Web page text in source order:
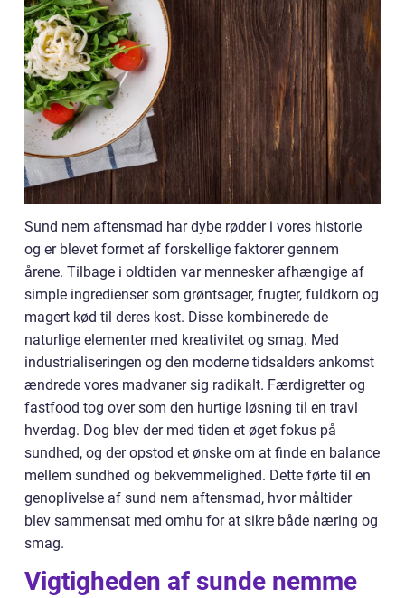
Sund nem aftensmad har dybe rødder i vores historie
og er blevet formet af forskellige faktorer gennem
årene. Tilbage i oldtiden var mennesker afhængige af
simple ingredienser som grøntsager, frugter, fuldkorn og
magert kød til deres kost. Disse kombinerede de
naturlige elementer med kreativitet og smag. Med
industrialiseringen og den moderne tidsalders ankomst
ændrede vores madvaner sig radikalt. Færdigretter og
fastfood tog over som den hurtige løsning til en travl
hverdag. Dog blev der med tiden et øget fokus på
sundhed, og der opstod et ønske om at finde en balance
mellem sundhed og bekvemmelighed. Dette førte til en
genoplivelse af sund nem aftensmad, hvor måltider
blev sammensat med omhu for at sikre både næring og
smag.
Vigtigheden af sunde nemme